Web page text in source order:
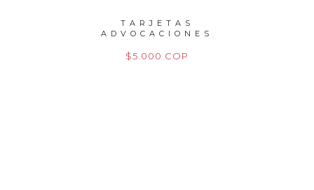
TARJETAS
ADVOCACIONES
$5.000 COP